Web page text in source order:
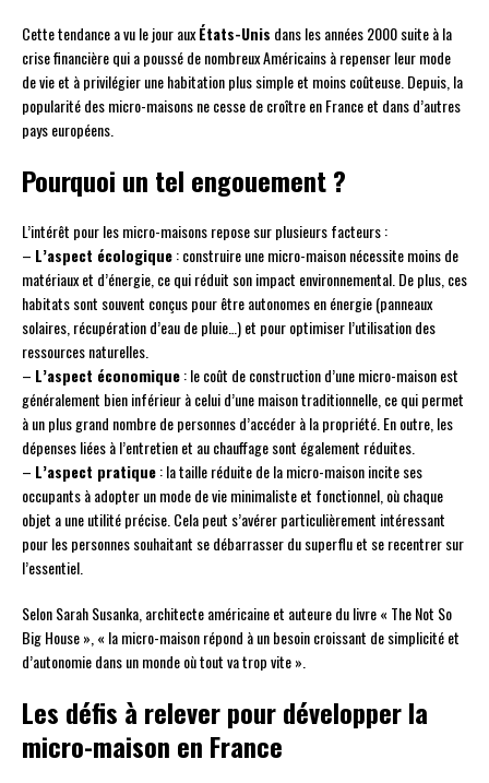
Cette tendance a vu le jour auxÉtats-Unis dans les années 2000 suite à la
crise financière qui a poussé de nombreux Américains à repenser leur mode
de vie et à privilégier une habitation plus simple et moins coûteuse. Depuis, la
popularité des micro-maisons ne cesse de croître en France et dans d’autres
pays européens.
Pourquoi un tel engouement ?
L’intérêt pour les micro-maisons repose sur plusieurs facteurs :
– L’aspect écologique: construire une micro-maison nécessite moins de
matériaux et d’énergie, ce qui réduit son impact environnemental. De plus, ces
habitats sont souvent conçus pour être autonomes en énergie (panneaux
solaires, récupération d’eau de pluie…) et pour optimiser l’utilisation des
ressources naturelles.
– L’aspect économique: le coût de construction d’une micro-maison est
généralement bien inférieur à celui d’une maison traditionnelle, ce qui permet
à un plus grand nombre de personnes d’accéder à la propriété. En outre, les
dépenses liées à l’entretien et au chauffage sont également réduites.
– L’aspect pratique: la taille réduite de la micro-maison incite ses
occupants à adopter un mode de vie minimaliste et fonctionnel, où chaque
objet a une utilité précise. Cela peut s’avérer particulièrement intéressant
pour les personnes souhaitant se débarrasser du superflu et se recentrer sur
l’essentiel.
Selon Sarah Susanka, architecte américaine et auteure du livre « The Not So
Big House », « la micro-maison répond à un besoin croissant de simplicité et
d’autonomie dans un monde où tout va trop vite ».
Les défis à relever pour développer la
micro-maison en France